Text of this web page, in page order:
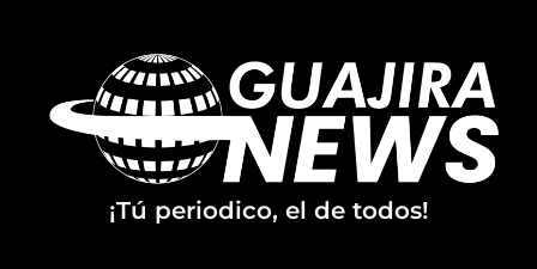
¡Tú periodico, el de todos!